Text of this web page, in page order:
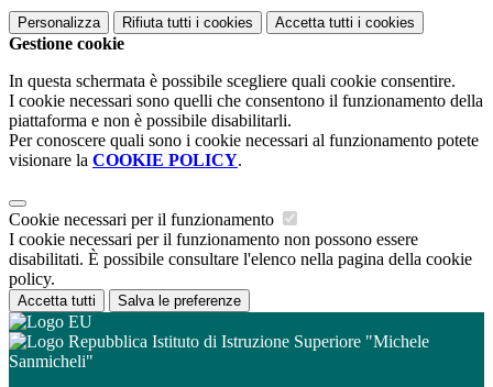
Personalizza Rifiuta tutti i cookies Accetta tutti i cookies
Gestione cookie
In questa schermata è possibile scegliere quali cookie consentire.
I cookie necessari sono quelli che consentono il funzionamento della
piattaforma e non è possibile disabilitarli.
Per conoscere quali sono i cookie necessari al funzionamento potete
visionare la COOKIE POLICY.
Cookie necessari per il funzionamento
I cookie necessari per il funzionamento non possono essere
disabilitati. È possibile consultare l'elenco nella pagina della cookie
policy.
Accetta tutti Salva le preferenze
Istituto di Istruzione Superiore "Michele
Sanmicheli"